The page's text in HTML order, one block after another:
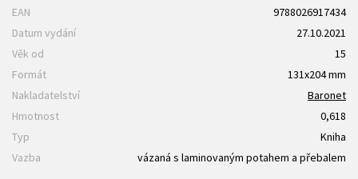
EAN
9788026917434
Datum vydání
27.10.2021
Věk od
15
Formát
131x204 mm
Nakladatelství
Baronet
Hmotnost
0,618
Typ
Kniha
Vazba
vázaná s laminovaným potahem a přebalem